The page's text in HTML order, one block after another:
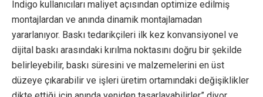
Indigo kullanıcıları maliyet açısından optimize edilmiş
montajlardan ve anında dinamik montajlamadan
yararlanıyor. Baskı tedarikçileri ilk kez konvansiyonel ve
dijital baskı arasındaki kırılma noktasını doğru bir şekilde
belirleyebilir, baskı süresini ve malzemelerini en üst
düzeye çıkarabilir ve işleri üretim ortamındaki değişiklikler